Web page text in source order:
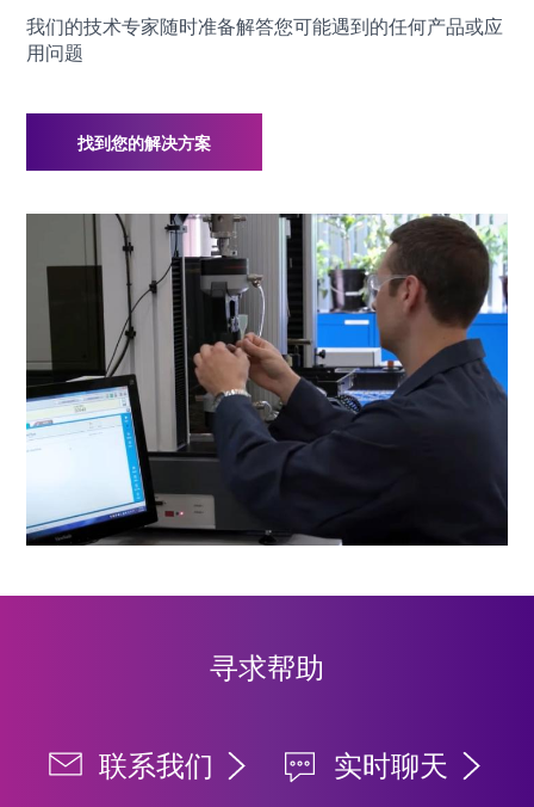
我们的技术专家随时准备解答您可能遇到的任何产品或应
用问题
找到您的解决方案
寻求帮助
联系我们
实时聊天